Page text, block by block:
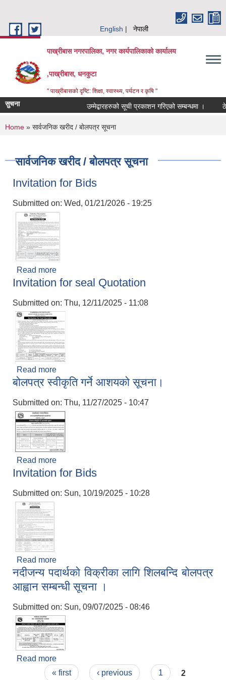
English नेपाली
पाख्रीबास नगरपालिका, नगर कार्यपालिकाको कार्यालय
,पाख्रीबास, धनकुटा
" पाख्रीबासको दृष्टि: शिक्षा, स्वास्थ्य, पर्यटन र कृषि "
सुचना उम्मेद्बारहरुको सूची प्रकाशन गरिएको सम्बन्धमा ।
You are here
Home » सार्वजनिक खरीद / बोलपत्र सूचना
सार्वजनिक खरीद / बोलपत्र सूचना
Invitation for Bids
Submitted on: Wed, 01/21/2026 - 19:25
Read more
Invitation for seal Quotation
Submitted on: Thu, 12/11/2025 - 11:08
Read more
बोलपत्र स्वीकृति गर्ने आशयको सूचना।
Submitted on: Thu, 11/27/2025 - 10:47
Read more
Invitation for Bids
Submitted on: Sun, 10/19/2025 - 10:28
Read more
नदीजन्य पदार्थकाे विक्रीका लागि शिलबन्दि बाेलपत्र
आह्वान सम्बन्धी सूचना ।
Submitted on: Sun, 09/07/2025 - 08:46
Read more
आह्वान सम्बन्धी सूचना ।
Pages« first ‹ previous 1 2